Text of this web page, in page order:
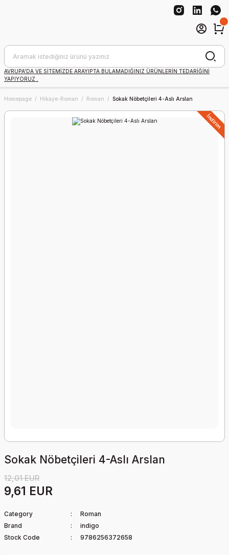
AVRUPA'DA VE SİTEMİZDE ARAYIPTA BULAMADIĞINIZ ÜRÜNLERİN TEDARİĞİNİ
YAPIYORUZ .
Homepage Hikaye-Roman Roman Sokak Nöbetçileri 4-Aslı Arslan
İndirim
Sokak Nöbetçileri 4-Aslı Arslan
12,01 EUR
9,61 EUR
Category
Roman
Brand
indigo
Stock Code
9786256372658